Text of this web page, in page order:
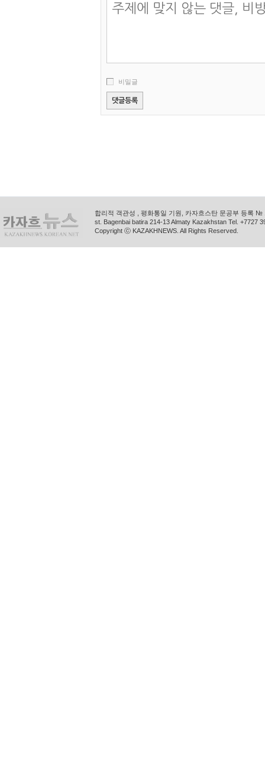
비밀글
합리적 객관성 , 평화통일 기원, 카자흐스탄 문공부 등록
st. Bagenbai batira 214-13 Almaty Kazakhstan Tel. +7727
Copyright ⓒ KAZAKHNEWS. All Rights Reserved.